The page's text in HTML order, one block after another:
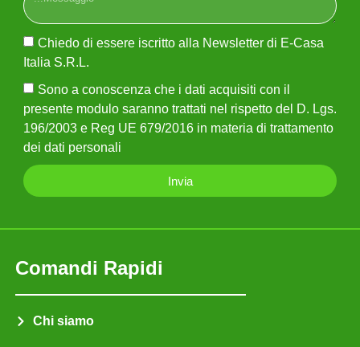
Chiedo di essere iscritto alla Newsletter di E-Casa
Italia S.R.L.
Sono a conoscenza che i dati acquisiti con il
presente modulo saranno trattati nel rispetto del D. Lgs.
196/2003 e Reg UE 679/2016 in materia di trattamento
dei dati personali
Invia
Chiedo di essere iscritto alla Newsletter di E-Casa
Italia S.R.L.
Sono a conoscenza che i dati acquisiti con il
presente modulo saranno trattati nel rispetto del D. Lgs.
196/2003 e Reg UE 679/2016 in materia di trattamento
Comandi Rapidi
Chi siamo